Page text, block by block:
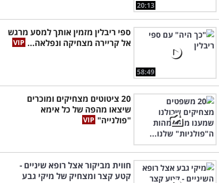
20:13
58:49
ספי ריבלין מזמין אותך למסע מרגש
אל קריירה מצחיקה ונפלאה...
20 ציטוטים מצחיקים ומוכרים
שיצאו מהפה של כל אימא
"פולנייה"
חווית מביקור אצל רופא שיניים -
קטע קצר ומצחיק של מיקי גבע